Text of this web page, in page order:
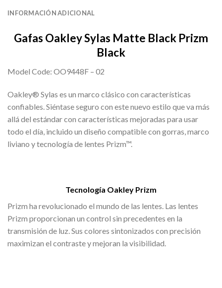
INFORMACIÓN ADICIONAL
Gafas Oakley Sylas Matte Black Prizm
Black
Model Code: OO9448F – 02
Oakley® Sylas es un marco clásico con características
confiables. Siéntase seguro con este nuevo estilo que va más
allá del estándar con características mejoradas para usar
todo el día, incluido un diseño compatible con gorras, marco
liviano y tecnología de lentes Prizm™.
Tecnología Oakley Prizm
Prizm ha revolucionado el mundo de las lentes. Las lentes
Prizm proporcionan un control sin precedentes en la
transmisión de luz. Sus colores sintonizados con precisión
maximizan el contraste y mejoran la visibilidad.